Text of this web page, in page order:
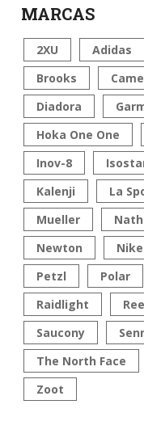
MARCAS
2XU Adidas
Brooks
Diadora
Hoka One One
Inov-8
Kalenji
La
Mueller
Newton
Nike
Petzl
Polar
Raidlight
Saucony
The North Face
Zoot